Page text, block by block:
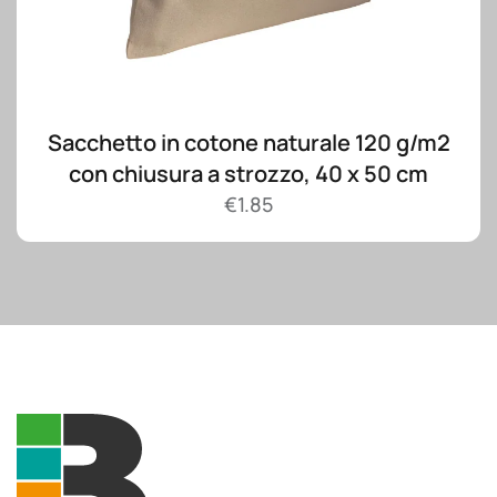
Sacchetto in cotone naturale 120 g/m2
con chiusura a strozzo, 40 x 50 cm
€1.85